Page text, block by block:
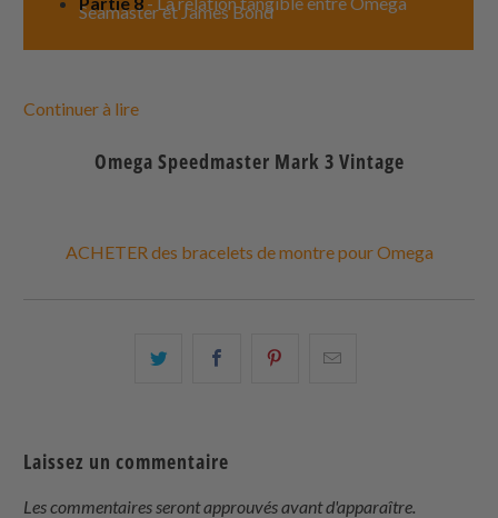
Seamaster et James Bond
Continuer à lire
Omega Speedmaster Mark 3 Vintage
ACHETER des bracelets de montre pour Omega
Partagez Partager Partagez
Laissez un commentaire
Les commentaires seront approuvés avant d'apparaître.